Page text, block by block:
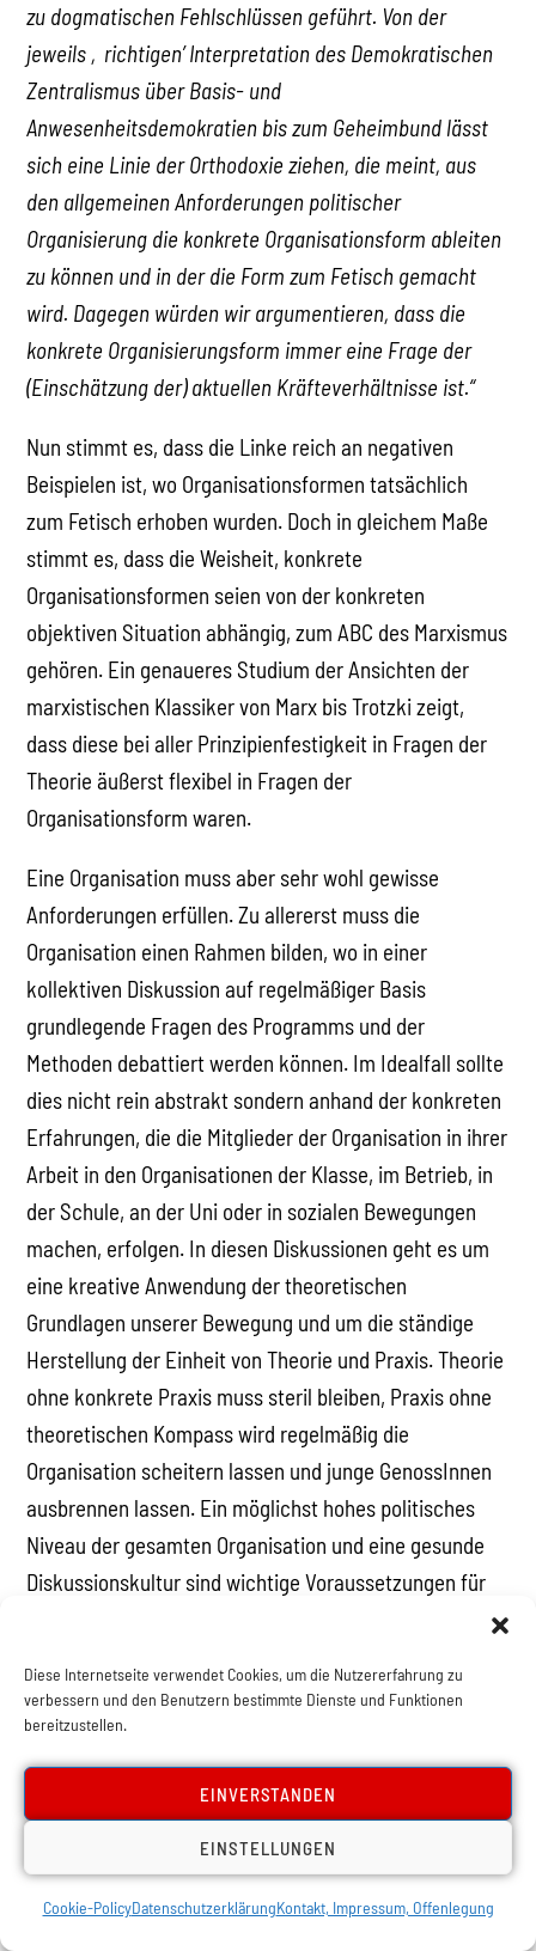
Diese Internetseite verwendet Cookies, um die Nutzererfahrung zu
verbessern und den Benutzern bestimmte Dienste und Funktionen
bereitzustellen.
EINVERSTANDEN
EINSTELLUNGEN
Cookie-PolicyDatenschutzerklärungKontakt, Impressum, Offenlegung
zu dogmatischen Fehlschlüssen geführt. Von der
jeweils ‚richtigen’ Interpretation des Demokratischen
Zentralismus über Basis- und
Anwesenheitsdemokratien bis zum Geheimbund lässt
sich eine Linie der Orthodoxie ziehen, die meint, aus
den allgemeinen Anforderungen politischer
Organisierung die konkrete Organisationsform ableiten
zu können und in der die Form zum Fetisch gemacht
wird. Dagegen würden wir argumentieren, dass die
konkrete Organisierungsform immer eine Frage der
(Einschätzung der) aktuellen Kräfteverhältnisse ist.“
Nun stimmt es, dass die Linke reich an negativen
Beispielen ist, wo Organisationsformen tatsächlich
zum Fetisch erhoben wurden. Doch in gleichem Maße
stimmt es, dass die Weisheit, konkrete
Organisationsformen seien von der konkreten
objektiven Situation abhängig, zum ABC des Marxismus
gehören. Ein genaueres Studium der Ansichten der
marxistischen Klassiker von Marx bis Trotzki zeigt,
dass diese bei aller Prinzipienfestigkeit in Fragen der
Theorie äußerst flexibel in Fragen der
Organisationsform waren.
Eine Organisation muss aber sehr wohl gewisse
Anforderungen erfüllen. Zu allererst muss die
Organisation einen Rahmen bilden, wo in einer
kollektiven Diskussion auf regelmäßiger Basis
grundlegende Fragen des Programms und der
Methoden debattiert werden können. Im Idealfall sollte
dies nicht rein abstrakt sondern anhand der konkreten
Erfahrungen, die die Mitglieder der Organisation in ihrer
Arbeit in den Organisationen der Klasse, im Betrieb, in
der Schule, an der Uni oder in sozialen Bewegungen
machen, erfolgen. In diesen Diskussionen geht es um
eine kreative Anwendung der theoretischen
Grundlagen unserer Bewegung und um die ständige
Herstellung der Einheit von Theorie und Praxis. Theorie
ohne konkrete Praxis muss steril bleiben, Praxis ohne
theoretischen Kompass wird regelmäßig die
Organisation scheitern lassen und junge GenossInnen
ausbrennen lassen. Ein möglichst hohes politisches
Niveau der gesamten Organisation und eine gesunde
Diskussionskultur sind wichtige Voraussetzungen für
Papier zu bleiben, wenn es nicht reale Kräfte in der
Organisation gibt, die die Führung einer Organisation
kontrollieren können. In der Linken gibt es eine lange
Tradition der Polemik gegen ein demokratisch-
zentralistisches Organisationsprinzip. Opratko/Probst
können es sich natürlich nicht verkneifen ebenfalls
dagegen zu polemisieren. Unabhängig davon, wie der